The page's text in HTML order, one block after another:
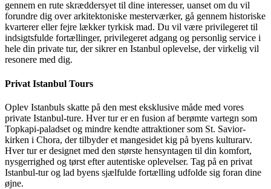
gennem en rute skræddersyet til dine interesser, uanset om du vil
forundre dig over arkitektoniske mesterværker, gå gennem historiske
kvarterer eller fejre lækker tyrkisk mad. Du vil være privilegeret til
indsigtsfulde fortællinger, privilegeret adgang og personlig service i
hele din private tur, der sikrer en Istanbul oplevelse, der virkelig vil
resonere med dig.
Privat Istanbul Tours
Oplev Istanbuls skatte på den mest eksklusive måde med vores
private Istanbul-ture. Hver tur er en fusion af berømte vartegn som
Topkapi-paladset og mindre kendte attraktioner som St. Savior-
kirken i Chora, der tilbyder et mangesidet kig på byens kulturarv.
Hver tur er designet med den største hensyntagen til din komfort,
nysgerrighed og tørst efter autentiske oplevelser. Tag på en privat
Istanbul-tur og lad byens sjælfulde fortælling udfolde sig foran dine
øjne.